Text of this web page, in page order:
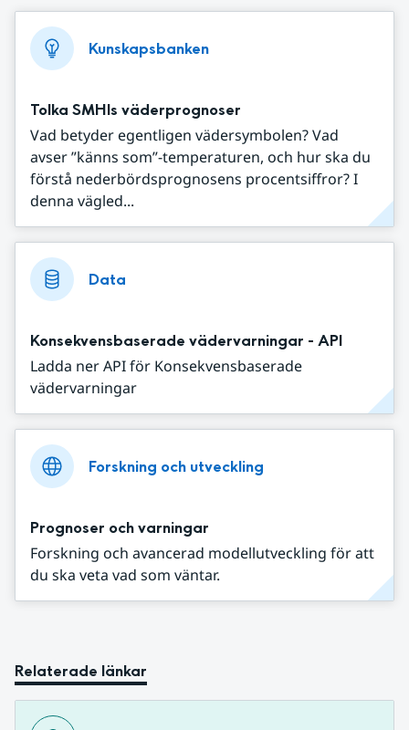
Kunskapsbanken
Tolka SMHIs väderprognoser
Vad betyder egentligen vädersymbolen? Vad
avser ”känns som”-temperaturen, och hur ska du
förstå nederbördsprognosens procentsiffror? I
denna vägled...
Data
Konsekvensbaserade vädervarningar - API
Ladda ner API för Konsekvensbaserade
vädervarningar
Forskning och utveckling
Prognoser och varningar
Forskning och avancerad modellutveckling för att
du ska veta vad som väntar.
Relaterade länkar